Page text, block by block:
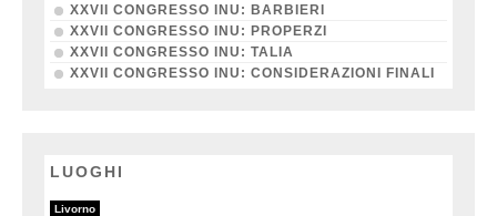
XXVII CONGRESSO INU: BARBIERI
XXVII CONGRESSO INU: PROPERZI
XXVII CONGRESSO INU: TALIA
XXVII CONGRESSO INU: CONSIDERAZIONI FINALI
LUOGHI
Livorno
20/20